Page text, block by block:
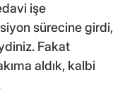
işe
sürecine girdi,
Fakat
aldık, kalbi